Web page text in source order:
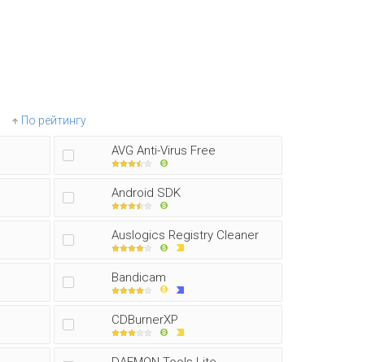
По рейтингу
AVG Anti-Virus Free
Android SDK
Auslogics Registry Cleaner
Bandicam
CDBurnerXP